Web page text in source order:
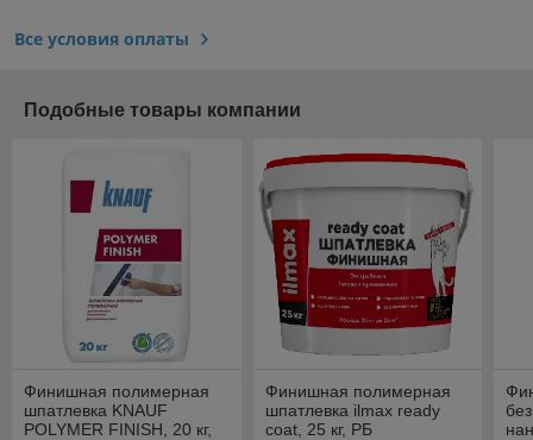
Все условия оплаты
Подобные товары компании
Финишная полимерная
шпатлевка KNAUF
POLYMER FINISH, 20 кг,
Финишная полимерная
шпатлевка ilmax ready
coat, 25 кг, РБ